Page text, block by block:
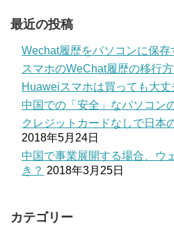
最近の投稿
Wechat履歴をパソコンに保存
スマホのWeChat履歴の移行
Huaweiスマホは買っても大丈
中国での「安全」なパソコン
クレジットカードなしで日本
2018年5月24日
中国で事業展開する場合、ウ
き？ 2018年3月25日
カテゴリー